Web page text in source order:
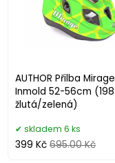
AUTHOR Přilba Mirage
Inmold 52-56cm (198
žlutá/zelená)
skladem 6 ks
399 Kč 695.00 Kč